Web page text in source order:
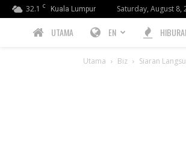
32.1 C Kuala Lumpur Saturday, August 8,
PREBIU.com
UTAMA EN
Utama Biz Siaran